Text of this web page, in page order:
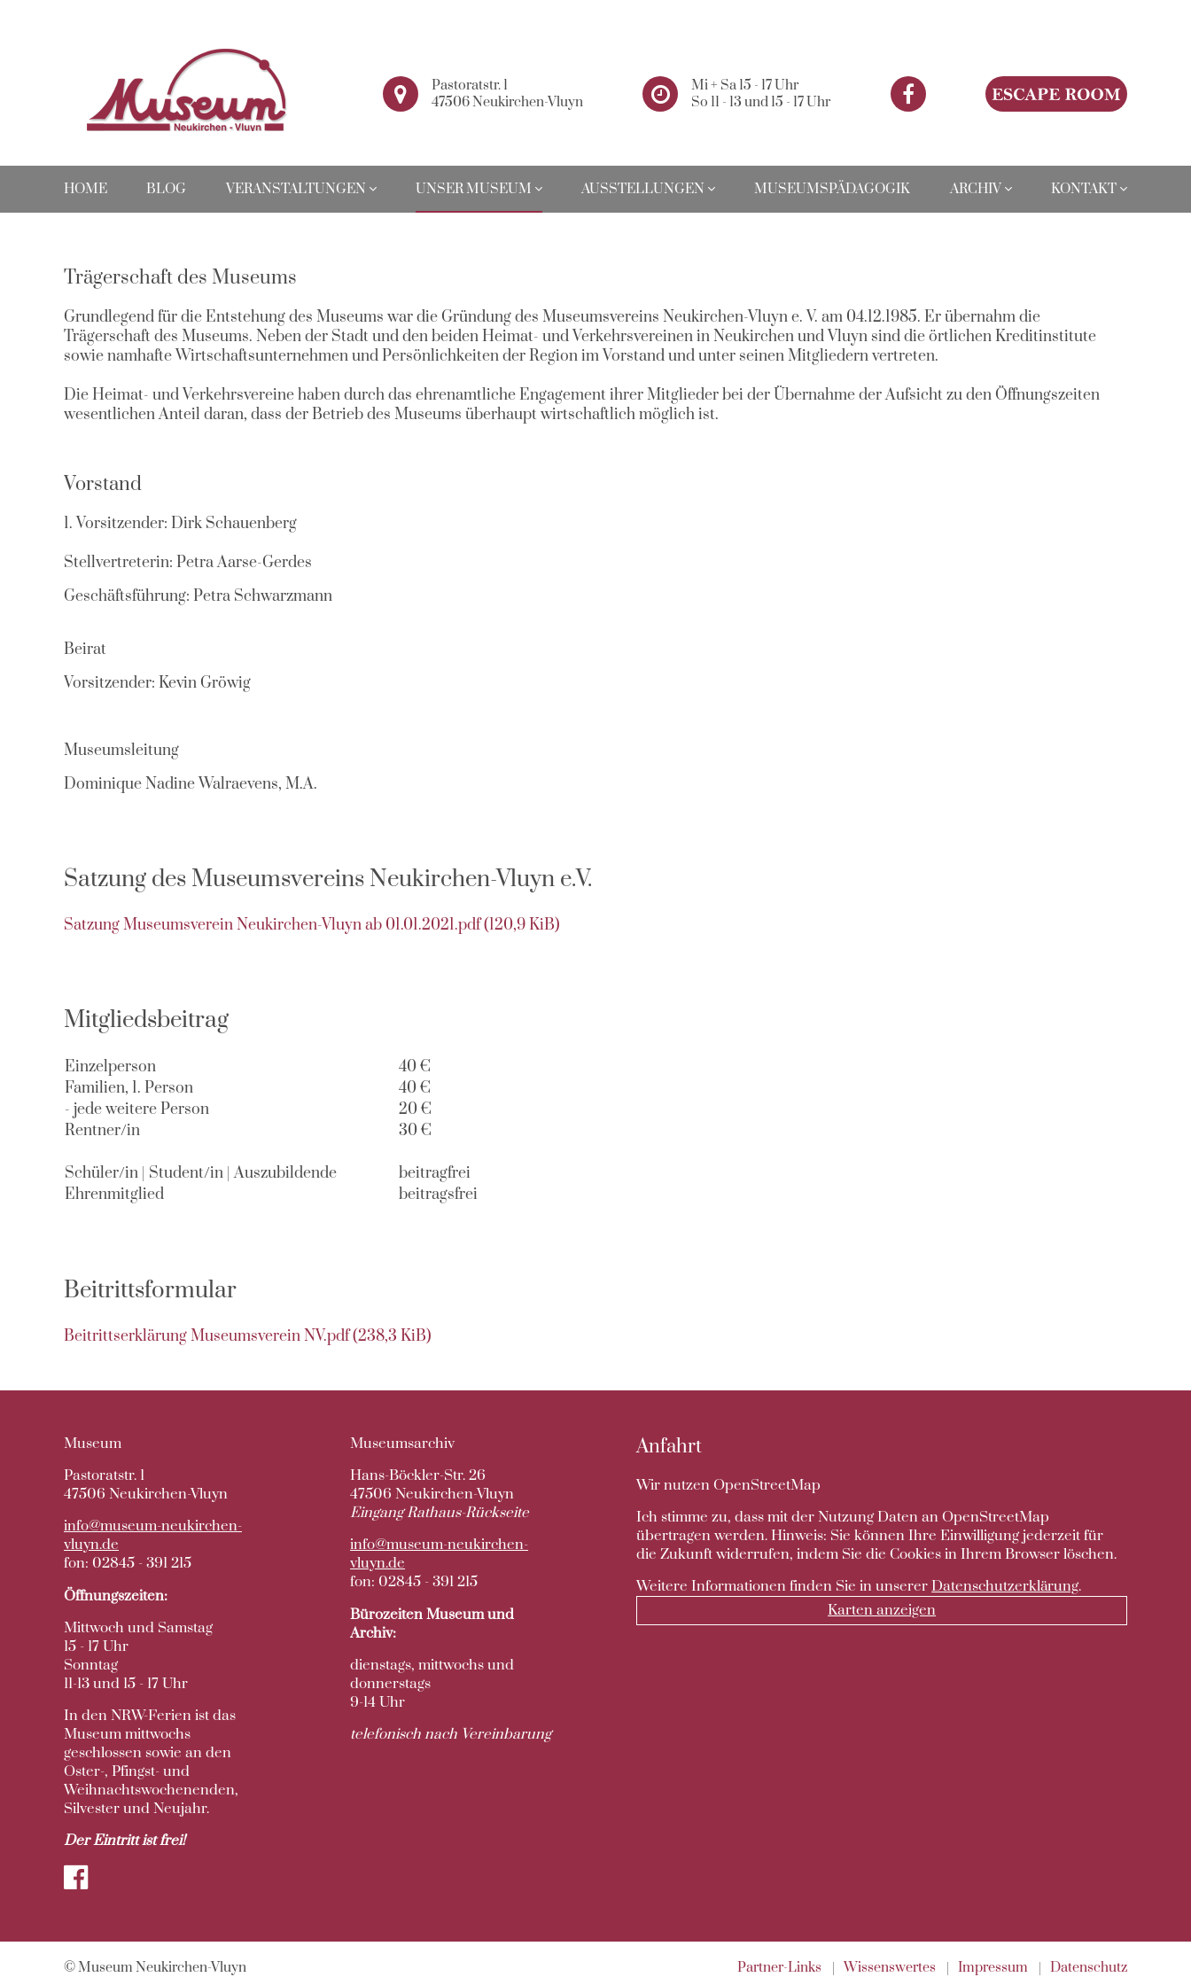
Pastoratstr. 1
47506 Neukirchen-Vluyn
Mi + Sa 15 - 17 Uhr
So 11 - 13 und 15 - 17 Uhr
ÜBERSPRINGEN
HOME BLOG VERANSTALTUNGEN UNSER MUSEUM AUSSTELLUNGEN MUSEUMSPÄDAGOGIK ARCHIV KONTAKT
Trägerschaft des Museums
Grundlegend für die Entstehung des Museums war die Gründung des Museumsvereins Neukirchen-Vluyn e. V. am 04.12.1985. Er übernahm die
Trägerschaft des Museums. Neben der Stadt und den beiden Heimat- und Verkehrsvereinen in Neukirchen und Vluyn sind die örtlichen Kreditinstitute
sowie namhafte Wirtschaftsunternehmen und Persönlichkeiten der Region im Vorstand und unter seinen Mitgliedern vertreten.
Die Heimat- und Verkehrsvereine haben durch das ehrenamtliche Engagement ihrer Mitglieder bei der Übernahme der Aufsicht zu den Öffnungszeiten
wesentlichen Anteil daran, dass der Betrieb des Museums überhaupt wirtschaftlich möglich ist.
Vorstand
1. Vorsitzender: Dirk Schauenberg
Stellvertreterin: Petra Aarse-Gerdes
Geschäftsführung: Petra Schwarzmann
Beirat
Vorsitzender: Kevin Gröwig
Museumsleitung
Dominique Nadine Walraevens, M.A.
Satzung des Museumsvereins Neukirchen-Vluyn e.V.
Satzung Museumsverein Neukirchen-Vluyn ab 01.01.2021.pdf(120,9 KiB)
Mitgliedsbeitrag
Einzelperson
40 €
Familien, 1. Person
40 €
- jede weitere Person
20 €
Rentner/in
30 €
Schüler/in | Student/in | Auszubildende
beitragfrei
Ehrenmitglied
beitragsfrei
Beitrittsformular
Beitrittserklärung Museumsverein NV.pdf(238,3 KiB)
Museum
Pastoratstr. 1
47506 Neukirchen-Vluyn
info@museum-neukirchen-
vluyn.de
fon: 02845 - 391 215
Öffnungszeiten:
Mittwoch und Samstag
15 - 17 Uhr
Sonntag
11-13 und 15 - 17 Uhr
In den NRW-Ferien ist das
Museum mittwochs
geschlossen sowie an den
Oster-, Pfingst- und
Weihnachtswochenenden,
Silvester und Neujahr.
Der Eintritt ist frei!
Museumsarchiv
Hans-Böckler-Str. 26
47506 Neukirchen-Vluyn
Eingang Rathaus-Rückseite
info@museum-neukirchen-
vluyn.de
fon: 02845 - 391 215
Bürozeiten Museum und
Archiv:
dienstags, mittwochs und
donnerstags
9-14 Uhr
telefonisch nach Vereinbarung
Anfahrt
Wir nutzen OpenStreetMap
Ich stimme zu, dass mit der Nutzung Daten an OpenStreetMap
übertragen werden. Hinweis: Sie können Ihre Einwilligung jederzeit für
die Zukunft widerrufen, indem Sie die Cookies in Ihrem Browser löschen.
Weitere Informationen finden Sie in unsererDatenschutzerklärung.
Karten anzeigen
© Museum Neukirchen-Vluyn
Navigation
Partner-Links Wissenswertes Impressum Datenschutz